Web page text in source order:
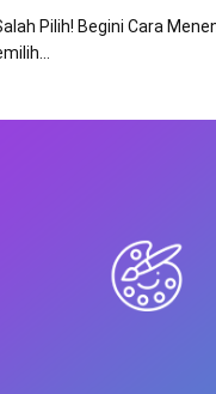
Pilih! Begini Cara